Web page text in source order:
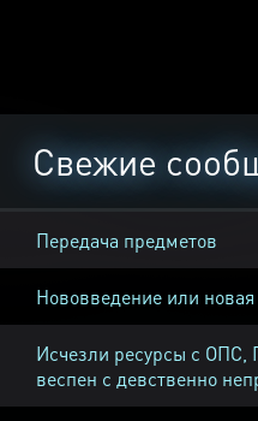
Свежие
Передача предметов
Нововведение или
Исчезли ресурсы с ОПС,
веспен с девственно